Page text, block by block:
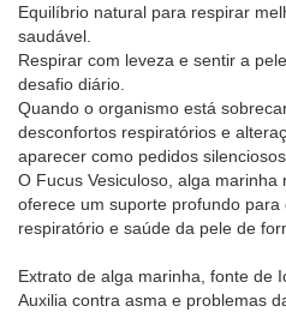
Equilíbrio natural para respirar
saudável.
Respirar com leveza e sentir a
desafio diário.
Quando o organismo está
desconfortos respiratórios e
aparecer como pedidos
O Fucus Vesiculoso, alga
oferece um suporte profundo
respiratório e saúde da pele de
Extrato de alga marinha, fonte de
Auxilia contra asma e problemas